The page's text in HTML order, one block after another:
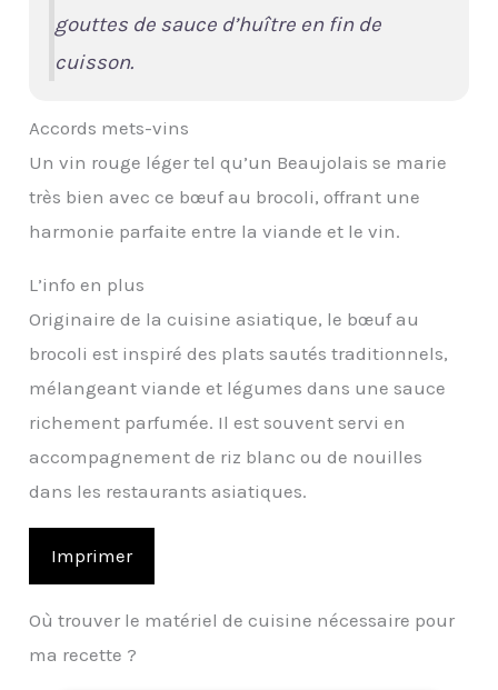
gouttes de sauce d’huître en fin de
cuisson.
Accords mets-vins
Un vin rouge léger tel qu’un Beaujolais se marie
très bien avec ce bœuf au brocoli, offrant une
harmonie parfaite entre la viande et le vin.
L’info en plus
Originaire de la cuisine asiatique, le bœuf au
brocoli est inspiré des plats sautés traditionnels,
mélangeant viande et légumes dans une sauce
richement parfumée. Il est souvent servi en
accompagnement de riz blanc ou de nouilles
dans les restaurants asiatiques.
Imprimer
Où trouver le matériel de cuisine nécessaire pour
ma recette ?